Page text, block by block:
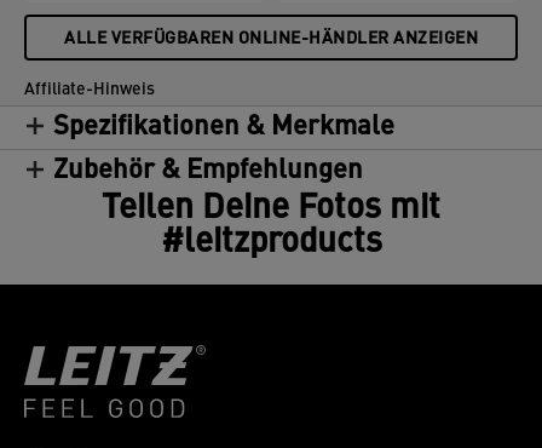
ALLE VERFÜGBAREN ONLINE-HÄNDLER ANZEIGEN
Affiliate-Hinweis
Spezifikationen & Merkmale
Zubehör & Empfehlungen
Teilen Deine Fotos mit
#leitzproducts